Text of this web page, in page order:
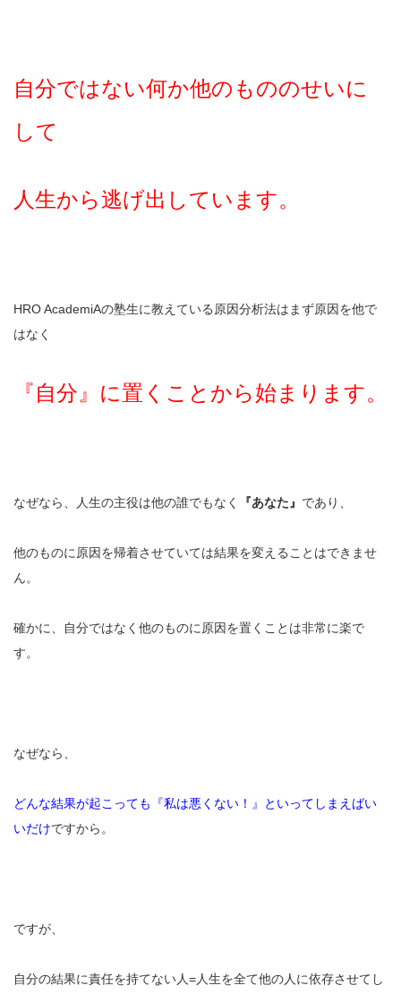
自分ではない何か他のもののせいに
して
人生から逃げ出しています。
HRO AcademiAの塾生に教えている原因分析法はまず原因を他で
はなく
『自分』に置くことから始まります。
なぜなら、人生の主役は他の誰でもなく 『あなた』 であり、
他のものに原因を帰着させていては結果を変えることはできませ
ん。
確かに、自分ではなく他のものに原因を置くことは非常に楽で
す。
なぜなら、
どんな結果が起こっても『私は悪くない！』といってしまえばい
いだけですから。
ですが、
自分の結果に責任を持てない人=人生を全て他の人に依存させてし